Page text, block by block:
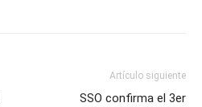
Artículo siguiente
SSO confirma el 3er